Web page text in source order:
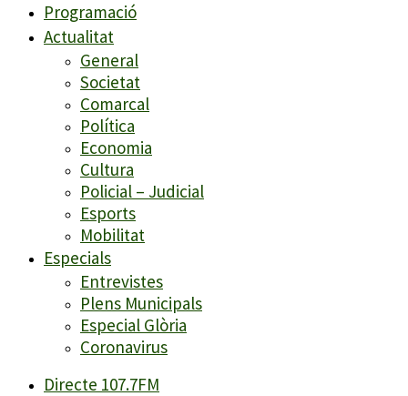
Programació
Actualitat
General
Societat
Comarcal
Política
Economia
Cultura
Policial – Judicial
Esports
Mobilitat
Especials
Entrevistes
Plens Municipals
Especial Glòria
Coronavirus
Directe 107.7FM